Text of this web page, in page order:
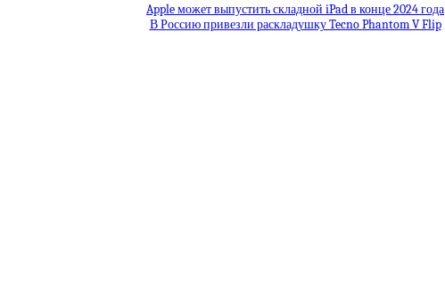
Apple может выпустить складной iPad в конце 2024 года
В Россию привезли раскладушку Tecno Phantom V Flip